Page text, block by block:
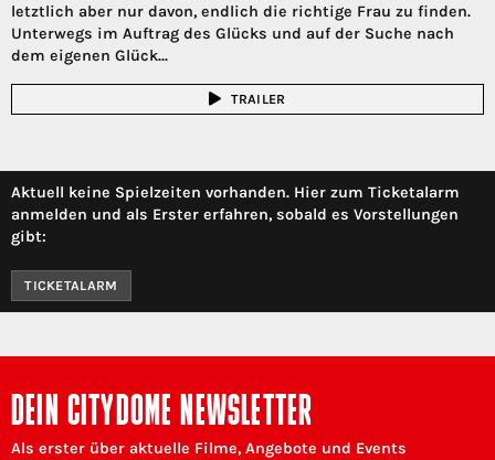
letztlich aber nur davon, endlich die richtige Frau zu finden.
Unterwegs im Auftrag des Glücks und auf der Suche nach
dem eigenen Glück...
TRAILER
Aktuell keine Spielzeiten vorhanden. Hier zum Ticketalarm
anmelden und als Erster erfahren, sobald es Vorstellungen
gibt:
TICKETALARM
DEIN CITYDOME NEWSLETTER
Als erster über aktuelle Filme, Angebote und Events